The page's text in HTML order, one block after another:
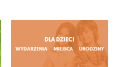
DLA DZIECI
WYDARZENIA MIEJSCA URODZINY